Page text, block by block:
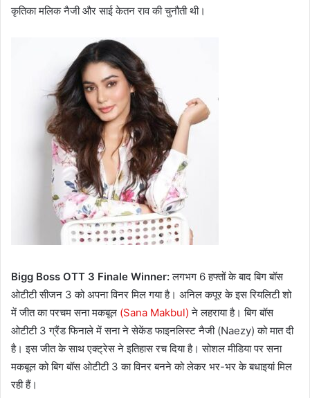
कृतिका मलिक नैजी और साई केतन राव की चुनौती थी।
Bigg Boss OTT 3 Finale Winner:लगभग 6 हफ्तों के बाद बिग बॉस
ओटीटी सीजन 3 को अपना विनर मिल गया है। अनिल कपूर के इस रियलिटी शो
में जीत का परचम सना मकबूल (Sana Makbul) ने लहराया है। बिग बॉस
ओटीटी 3 ग्रैंड फिनाले में सना ने सेकेंड फाइनलिस्ट नैजी (Naezy) को मात दी
है। इस जीत के साथ एक्ट्रेस ने इतिहास रच दिया है। सोशल मीडिया पर सना
मकबूल को बिग बॉस ओटीटी 3 का विनर बनने को लेकर भर-भर के बधाइयां मिल
रही हैं।